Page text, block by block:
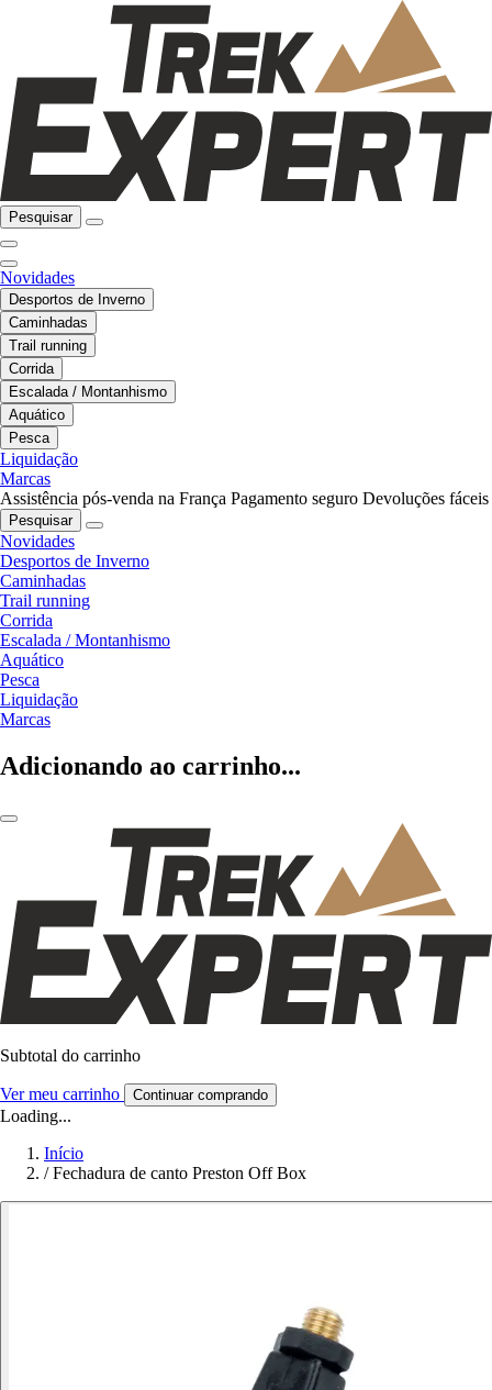
Pesquisar
Novidades
Desportos de Inverno
Caminhadas
Trail running
Corrida
Escalada / Montanhismo
Aquático
Pesca
Liquidação
Marcas
Assistência pós-venda na França Pagamento seguro Devoluções fáceis
Pesquisar
Novidades
Desportos de Inverno
Caminhadas
Trail running
Corrida
Escalada / Montanhismo
Aquático
Pesca
Liquidação
Marcas
Adicionando ao carrinho...
Subtotal do carrinho
Ver meu carrinho Continuar comprando
Loading...
Início
/ Fechadura de canto Preston Off Box